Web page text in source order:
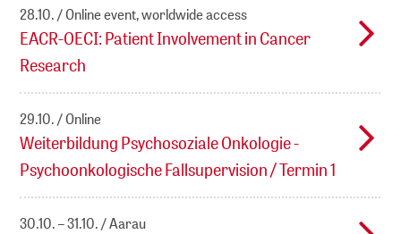
28.10. Online event, worldwide access
EACR-OECI: Patient Involvement in Cancer
Research
29.10. Online
Weiterbildung Psychosoziale Onkologie -
Psychoonkologische Fallsupervision / Termin 1
30.10. – 31.10. Aarau